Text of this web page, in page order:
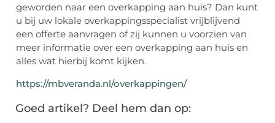
geworden naar een overkapping aan huis? Dan kunt
u bij uw lokale overkappingsspecialist vrijblijvend
een offerte aanvragen of zij kunnen u voorzien van
meer informatie over een overkapping aan huis en
alles wat hierbij komt kijken.
https://mbveranda.nl/overkappingen/
Goed artikel? Deel hem dan op: